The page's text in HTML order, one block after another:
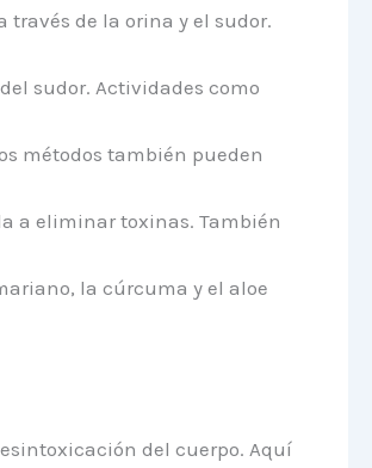
de la orina y el sudor.
sudor. Actividades como
métodos también pueden
a eliminar toxinas. También
la cúrcuma y el aloe
del cuerpo. Aquí